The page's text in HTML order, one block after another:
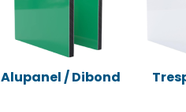
Alupanel / Dibond